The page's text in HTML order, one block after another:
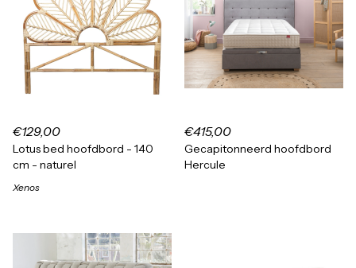
€129,00
Lotus bed hoofdbord - 140
cm - naturel
Xenos
€415,00
Gecapitonneerd hoofdbord
Hercule